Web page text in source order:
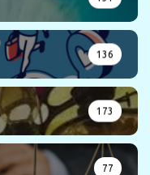
136
173
77